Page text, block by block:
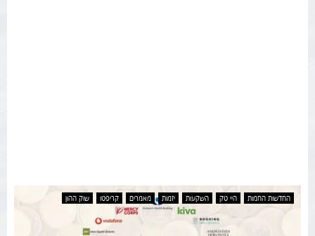
החדשות החמות היי טק השקעות יזמות מאמרים קריפטו שוק ההון